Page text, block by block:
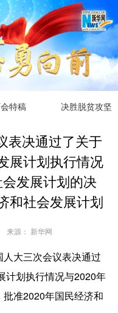
特稿 决胜脱贫攻坚
表决通过了关于
展计划执行情况
发展计划的决
和社会发展计划
来源： 新华网
大三次会议表决通过
计划执行情况与2020年
准2020年国民经济和